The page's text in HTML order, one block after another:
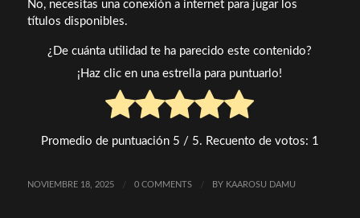
No, necesitas una conexión a internet para jugar los
títulos disponibles.
¿De cuánta utilidad te ha parecido este contenido?
¡Haz clic en una estrella para puntuarlo!
Promedio de puntuación 5 / 5. Recuento de votos: 1
NOVIEMBRE 18, 2025 / 0 COMMENTS / BY KAAROSU DAMU